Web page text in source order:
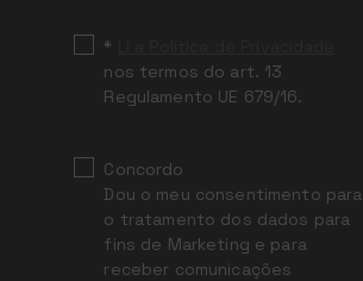
*
nos termos do art. 13
Regulamento UE 679/16.
Concordo
Dou o meu consentimento para
o tratamento dos dados para
fins de Marketing e para
receber comunicações